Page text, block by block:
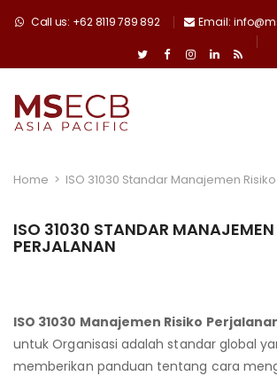
Call us: +62 8119 789 892 Email:
Home > ISO 31030 Standar Manajemen
ISO 31030 STANDAR MANAJEMEN
PERJALANAN
ISO 31030 Manajemen Risiko
untuk Organisasi adalah standar global
memberikan panduan tentang cara